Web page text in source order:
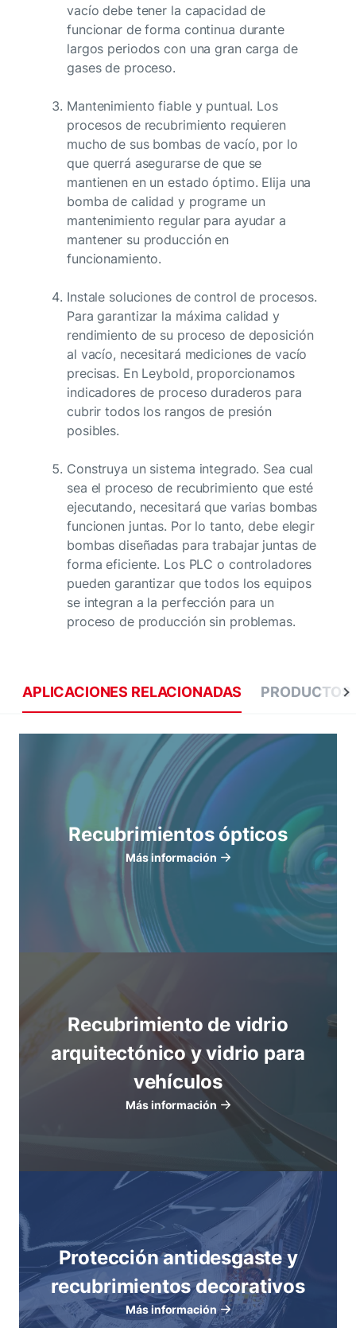
vacío debe tener la capacidad de
funcionar de forma continua durante
largos periodos con una gran carga de
gases de proceso.
Mantenimiento fiable y puntual. Los
procesos de recubrimiento requieren
mucho de sus bombas de vacío, por lo
que querrá asegurarse de que se
mantienen en un estado óptimo. Elija una
bomba de calidad y programe un
mantenimiento regular para ayudar a
mantener su producción en
funcionamiento.
Instale soluciones de control de procesos.
Para garantizar la máxima calidad y
rendimiento de su proceso de deposición
al vacío, necesitará mediciones de vacío
precisas. En Leybold, proporcionamos
indicadores de proceso duraderos para
cubrir todos los rangos de presión
posibles.
Construya un sistema integrado. Sea cual
sea el proceso de recubrimiento que esté
ejecutando, necesitará que varias bombas
funcionen juntas. Por lo tanto, debe elegir
bombas diseñadas para trabajar juntas de
forma eficiente. Los PLC o controladores
pueden garantizar que todos los equipos
se integran a la perfección para un
proceso de producción sin problemas.
APLICACIONES RELACIONADAS PRODUCTOS
Recubrimientos ópticos
Más información
Recubrimiento de vidrio
arquitectónico y vidrio para
vehículos
Más información
Protección antidesgaste y
recubrimientos decorativos
Más información